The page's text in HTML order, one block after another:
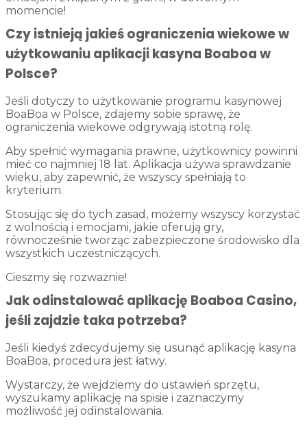
momencie!
Czy istnieją jakieś ograniczenia wiekowe w
użytkowaniu aplikacji kasyna Boaboa w
Polsce?
Jeśli dotyczy to użytkowanie programu kasynowej
BoaBoa w Polsce, zdajemy sobie sprawę, że
ograniczenia wiekowe odgrywają istotną rolę.
Aby spełnić wymagania prawne, użytkownicy powinni
mieć co najmniej 18 lat. Aplikacja używa sprawdzanie
wieku, aby zapewnić, że wszyscy spełniają to
kryterium.
Stosując się do tych zasad, możemy wszyscy korzystać
z wolnością i emocjami, jakie oferują gry,
równocześnie tworząc zabezpieczone środowisko dla
wszystkich uczestniczących.
Cieszmy się rozważnie!
Jak odinstalować aplikację Boaboa Casino,
jeśli zajdzie taka potrzeba?
Jeśli kiedyś zdecydujemy się usunąć aplikację kasyna
BoaBoa, procedura jest łatwy.
Wystarczy, że wejdziemy do ustawień sprzętu,
wyszukamy aplikację na spisie i zaznaczymy
możliwość jej odinstalowania.